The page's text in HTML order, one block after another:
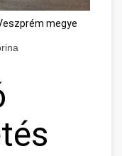
megye